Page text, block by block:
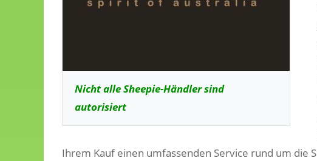
Nicht alle Sheepie-Händler sind
autorisiert
Ihrem Kauf einen umfassenden Service rund um die